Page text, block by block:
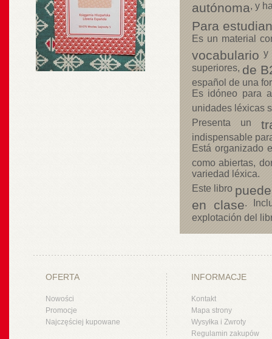
autónoma, y
Para
Es un material
vocabulario y
superiores, de
español de una
Es idóneo para
unidades léxicas
Presenta un
indispensable
Está organizado
como abiertas,
variedad léxica.
Este libro
en clase.
explotación del
OFERTA
Nowości
Promocje
Najczęściej kupowane
INFORMACJE
Kontakt
Mapa strony
Wysyłka i Zwroty
Regulamin zakupów